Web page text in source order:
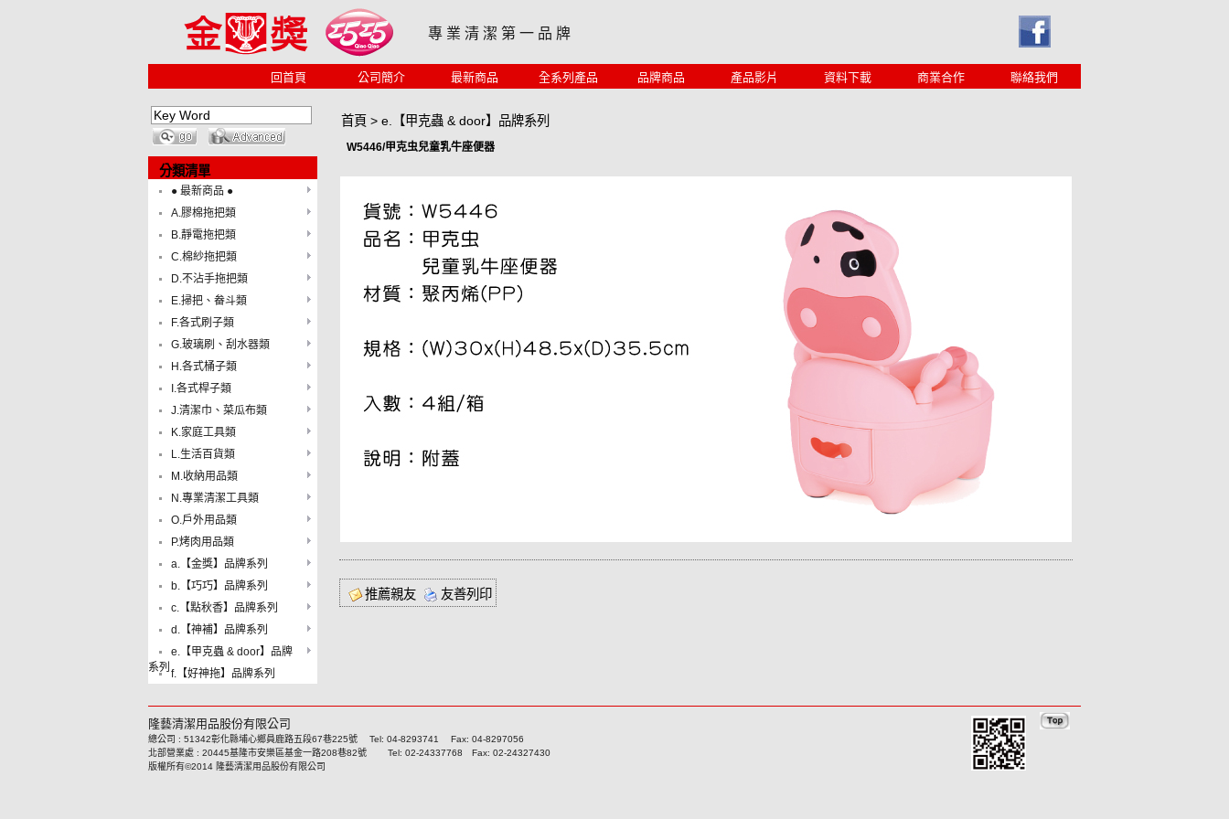
專 業 清 潔 第 一 品 牌
回首頁 公司簡介 最新商品 全系列產品 品牌商品 產品影片 資料下載 商業合作 聯絡我們
分類清單
● 最新商品 ●
A.膠棉拖把類
B.靜電拖把類
C.棉紗拖把類
D.不沾手拖把類
E.掃把、畚斗類
F.各式刷子類
G.玻璃刷、刮水器類
H.各式桶子類
I.各式桿子類
J.清潔巾、菜瓜布類
K.家庭工具類
L.生活百貨類
M.收納用品類
N.專業清潔工具類
O.戶外用品類
P.烤肉用品類
a.【金獎】品牌系列
b.【巧巧】品牌系列
c.【點秋香】品牌系列
d.【神補】品牌系列
e.【甲克蟲 & door】品牌
系列 f.【好神拖】品牌系列
首頁 > e.【甲克蟲 & door】品牌系列
W5446/甲克虫兒童乳牛座便器
推薦親友 友善列印
隆藝清潔用品股份有限公司
總公司 : 51342彰化縣埔心鄉員鹿路五段67巷225號 Tel: 04-8293741 Fax: 04-8297056
北部營業處 : 20445基隆市安樂區基金一路208巷82號 Tel: 02-24337768 Fax: 02-24327430
版權所有©2014 隆藝清潔用品股份有限公司